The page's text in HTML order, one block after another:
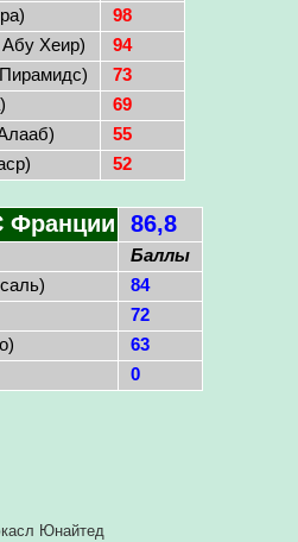
98
Хеир)
94
73
69
55
52
Франции 86,8
Баллы
84
72
63
0
Юнайтед